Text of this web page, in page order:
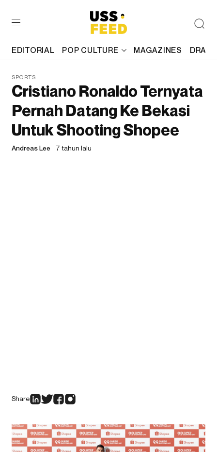
EDITORIAL POP CULTURE MAGAZINES
SPORTS
Cristiano Ronaldo Ternyata
Pernah Datang Ke Bekasi
Untuk Shooting Shopee
Andreas Lee 7 tahun lalu
Share